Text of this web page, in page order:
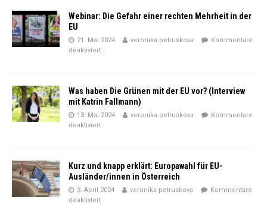
Webinar: Die Gefahr einer rechten Mehrheit in der
EU
21. Mai 2024 veronika petruskova
Kommentare
deaktiviert
Was haben Die Grünen mit der EU vor? (Interview
mit Katrin Fallmann)
13. Mai 2024 veronika petruskova
Kommentare
deaktiviert
Kurz und knapp erklärt: Europawahl für EU-
Ausländer/innen in Österreich
3. April 2024 veronika petruskova
Kommentare
deaktiviert